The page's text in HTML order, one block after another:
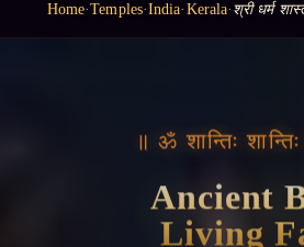
Home·Temples·India· Kerala· श्री धर्म
॥ ॐ शान्तिः
Ancient
Living